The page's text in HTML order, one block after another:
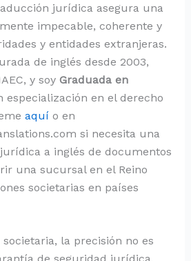
jurídica asegura una
impecable, coherente y
y entidades extranjeras.
de inglés desde 2003,
y soyGraduada en
especialización en el derecho
aquí o en
si necesita una
a inglés de documentos
una sucursal en el Reino
societarias en países
la precisión no es